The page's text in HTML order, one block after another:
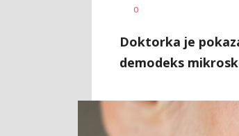
AUTOR
0
Doktorka je
demodeks